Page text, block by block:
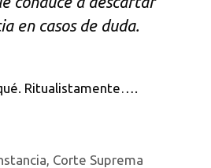
en casos de duda.
Ritualistamente….
Corte Suprema